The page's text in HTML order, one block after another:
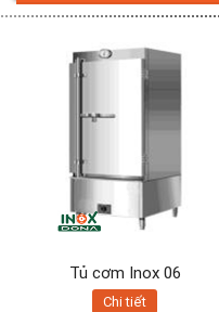
Tủ cơm Inox 06
Chi tiết